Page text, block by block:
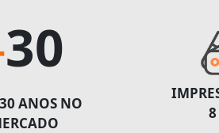
30
ANOS NO
8